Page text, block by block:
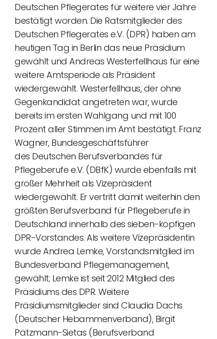
Deutschen Pflegerates für weitere vier Jahre
bestätigt worden. Die Ratsmitglieder des
Deutschen Pflegerates e.V. (DPR) haben am
heutigen Tag in Berlin das neue Präsidium
gewählt und Andreas Westerfellhaus für eine
weitere Amtsperiode als Präsident
wiedergewählt. Westerfellhaus, der ohne
Gegenkandidat angetreten war, wurde
bereits im ersten Wahlgang und mit 100
Prozent aller Stimmen im Amt bestätigt. Franz
Wagner, Bundesgeschäftsführer
des Deutschen Berufsverbandes für
Pflegeberufe e.V. (DBfK) wurde ebenfalls mit
großer Mehrheit als Vizepräsident
wiedergewählt. Er vertritt damit weiterhin den
größten Berufsverband für Pflegeberufe in
Deutschland innerhalb des sieben-köpfigen
DPR-Vorstandes. Als weitere Vizepräsidentin
wurde Andrea Lemke, Vorstandsmitglied im
Bundesverband Pflegemanagement,
gewählt; Lemke ist seit 2012 Mitglied des
Präsidiums des DPR. Weitere
Präsidiumsmitglieder sind Claudia Dachs
(Deutscher Hebammenverband), Birgit
Pätzmann-Sietas (Berufsverband